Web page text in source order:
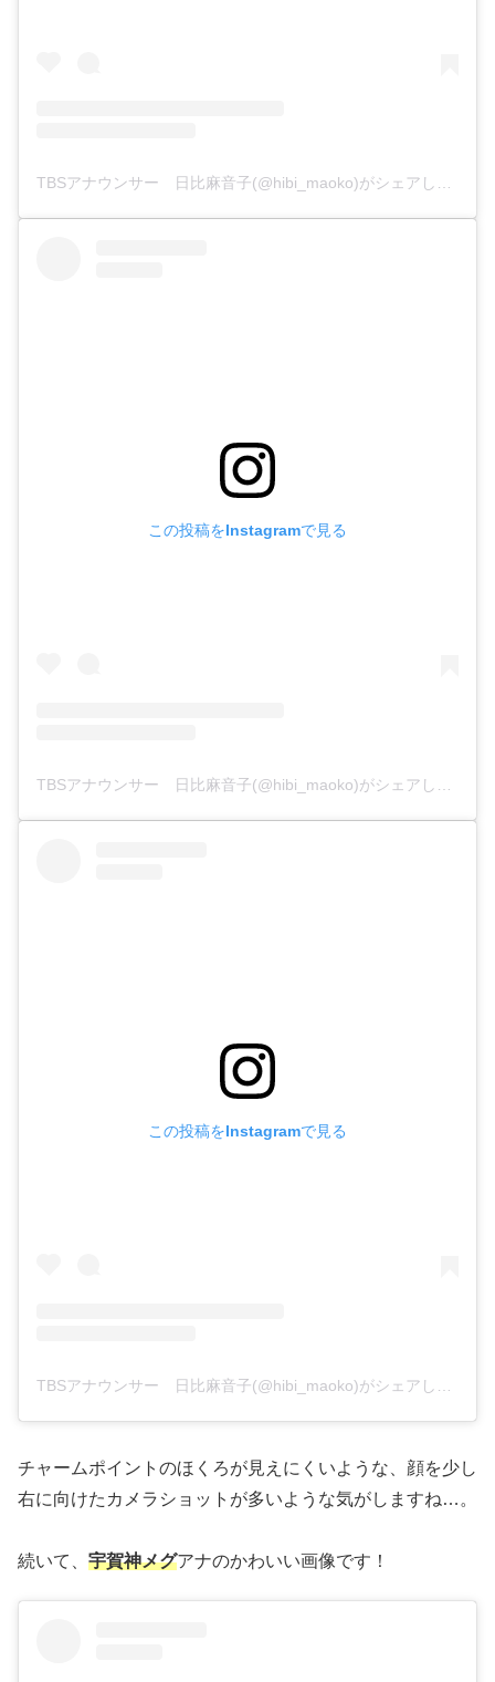
TBSアナウンサー 日比麻音子(@hibi_maoko)がシェアした投稿
この投稿をInstagramで見る
この投稿をInstagramで見る
チャームポイントのほくろが見えにくいような、顔を少し
右に向けたカメラショットが多いような気がしますね…。
続いて、 宇賀神メグアナのかわいい画像です！